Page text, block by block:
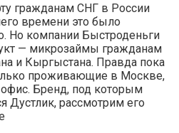
гражданам СНГ в России
времени это было
Но компании Быстроденьги
— микрозаймы гражданам
и Кыргыстана. Правда пока
проживающие в Москве,
Бренд, под которым
Дустлик, рассмотрим его